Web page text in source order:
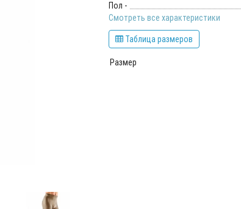
Пол -
Смотреть все характеристики
Таблица размеров
Размер